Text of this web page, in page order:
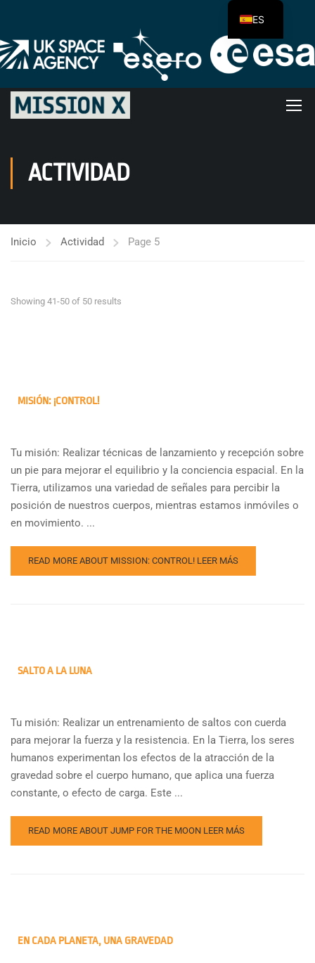
ACTIVIDAD
Inicio Actividad Page 5
Showing 41-50 of 50 results
MISIÓN: ¡CONTROL!
Tu misión: Realizar técnicas de lanzamiento y recepción sobre
un pie para mejorar el equilibrio y la conciencia espacial. En la
Tierra, utilizamos una variedad de señales para percibir la
posición de nuestros cuerpos, mientras estamos inmóviles o
en movimiento. ...
READ MORE ABOUT MISSION: CONTROL! LEER MÁS
SALTO A LA LUNA
Tu misión: Realizar un entrenamiento de saltos con cuerda
para mejorar la fuerza y la resistencia. En la Tierra, los seres
humanos experimentan los efectos de la atracción de la
gravedad sobre el cuerpo humano, que aplica una fuerza
constante, o efecto de carga. Este ...
READ MORE ABOUT JUMP FOR THE MOON LEER MÁS
EN CADA PLANETA, UNA GRAVEDAD
ES